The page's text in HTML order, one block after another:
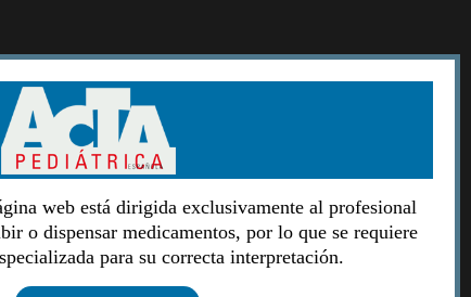
web está dirigida exclusivamente al profesional
o dispensar medicamentos, por lo que se requiere
para su correcta interpretación.